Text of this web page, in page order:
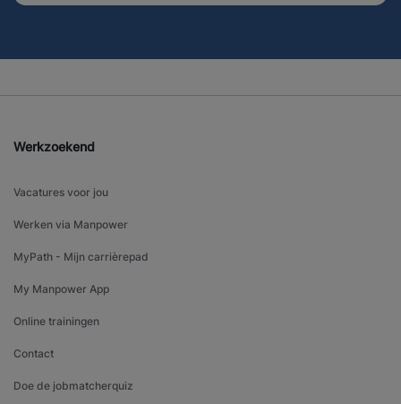
Werkzoekend
Vacatures voor jou
Werken via Manpower
MyPath - Mijn carrièrepad
My Manpower App
Online trainingen
Contact
Doe de jobmatcherquiz